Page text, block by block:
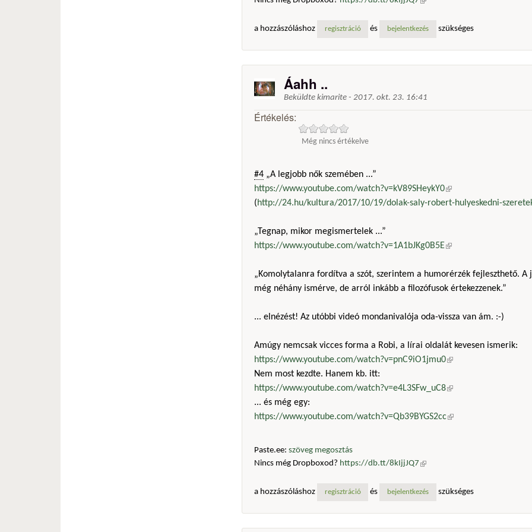
a hozzászóláshoz regisztráció és bejelentkezés szükséges
Áahh ..
Beküldte kimarite - 2017. okt. 23. 16:41
Értékelés:
Még nincs értékelve
#4 „A legjobb nők szemében ...”
https://www.youtube.com/watch?v=kV89SHeykY0(külső hivatkozás)
(http://24.hu/kultura/2017/10/19/dolak-saly-robert-hulyeskedni-
„Tegnap, mikor megismertelek ...”
https://www.youtube.com/watch?v=1A1bJKg0B5E(külső hivatkozás)
„Komolytalanra fordítva a szót, szerintem a humorérzék fejleszthető. A
még néhány ismérve, de arról inkább a filozófusok értekezzenek.”
... elnézést! Az utóbbi videó mondanivalója oda-vissza van ám. :-)
Amúgy nemcsak vicces forma a Robi, a lírai oldalát kevesen ismerik:
https://www.youtube.com/watch?v=pnC9iO1jmu0(külső hivatkozás)
Nem most kezdte. Hanem kb. itt:
https://www.youtube.com/watch?v=e4L3SFw_uC8(külső hivatkozás)
... és még egy:
https://www.youtube.com/watch?v=Qb39BYGS2cc(külső hivatkozás)
Paste.ee: szöveg megosztás
Nincs még Dropboxod? https://db.tt/8kIjjJQ7 (külső hivatkozás)
a hozzászóláshoz regisztráció és bejelentkezés szükséges